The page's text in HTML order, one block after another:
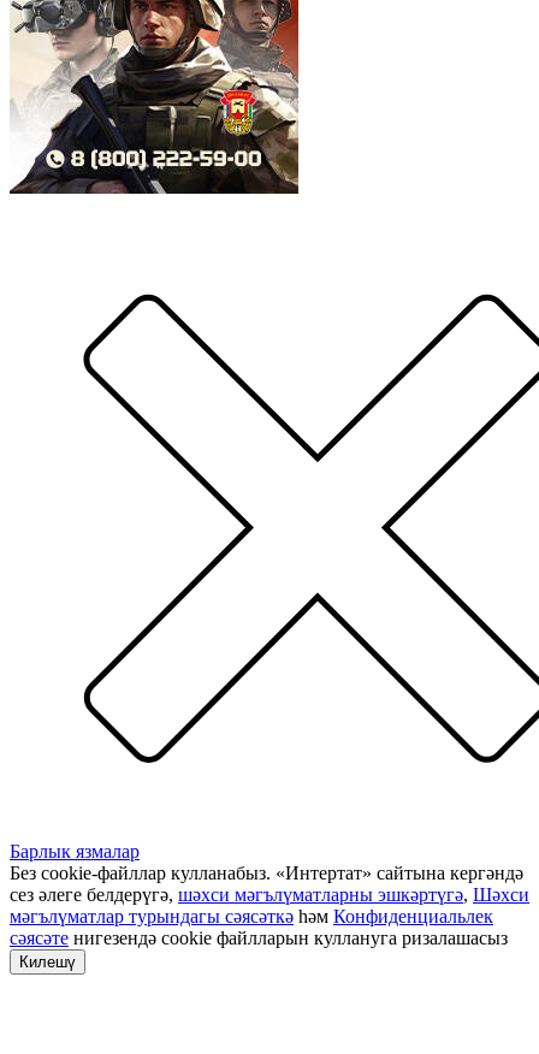
Барлык язмалар
Без cookie-файллар кулланабыз. «Интертат» сайтына кергәндә
сез әлеге белдерүгә, шәхси мәгълүматларны эшкәртүгә, Шәхси
мәгълүматлар турындагы сәясәткә һәм Конфиденциальлек
сәясәте нигезендә cookie файлларын куллануга ризалашасыз
Килешү